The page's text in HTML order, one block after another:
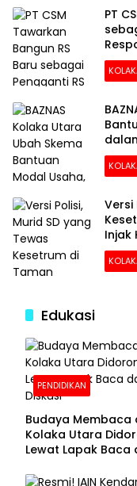
PT
Juta
Versi
Injak
Edukasi
PENDIDIKAN
Budaya Membaca
Kolaka Utara
Lewat Lapak Baca